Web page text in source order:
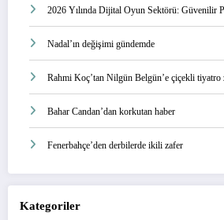
2026 Yılında Dijital Oyun Sektörü: Güvenilir
Nadal’ın değişimi gündemde
Rahmi Koç’tan Nilgün Belgün’e çiçekli tiyatro
Bahar Candan’dan korkutan haber
Fenerbahçe’den derbilerde ikili zafer
Kategoriler